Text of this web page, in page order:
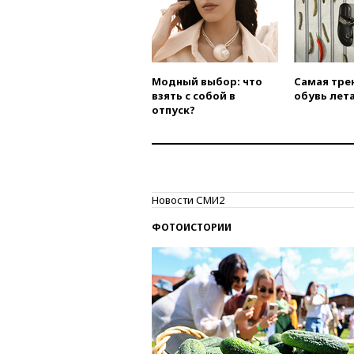
Модный выбор: что
взять с собой в
отпуск?
Самая
обувь
Новости СМИ2
ФОТОИСТОРИИ